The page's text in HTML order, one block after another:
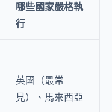
哪些國家嚴格執
行
英國（最常
見）、馬來西亞